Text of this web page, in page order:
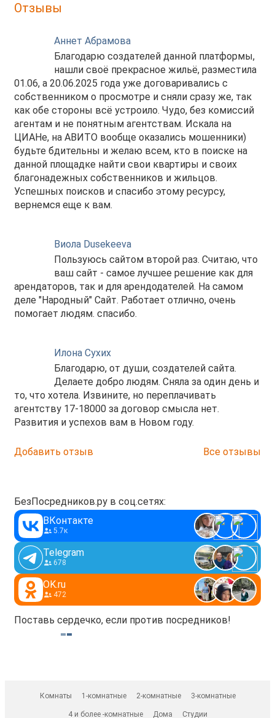
Отзывы
Аннет Абрамова
Благодарю создателей данной платформы,
нашли своё прекрасное жильё, разместила
01.06, а 20.06.2025 года уже договаривались с
собственником о просмотре и сняли сразу же, так
как обе стороны всё устроило. Чудо, без комиссий
агентам и не понятным агентствам. Искала на
ЦИАНе, на АВИТО вообще оказались мошенники)
будьте бдительны и желаю всем, кто в поиске на
данной площадке найти свои квартиры и своих
благонадежных собственников и жильцов.
Успешных поисков и спасибо этому ресурсу,
вернемся еще к вам.
Виола Dusekeeva
Пользуюсь сайтом второй раз. Считаю, что
ваш сайт - самое лучшее решение как для
арендаторов, так и для арендодателей. На самом
деле "Народный" Сайт. Работает отлично, очень
помогает людям. спасибо.
Илона Сухих
Благодарю, от души, создателей сайта.
Делаете добро людям. Сняла за один день и
то, что хотела. Извините, но переплачивать
агентству 17-18000 за договор смысла нет.
Развития и успехов вам в Новом году.
Добавить отзыв Все отзывы
БезПосредников.ру в соц.сетях:
ВКонтакте
5.7к
Telegram
678
OK.ru
472
Поставь сердечко, если против посредников!
Комнаты 1-комнатные 2-комнатные 3-комнатные
4 и более -комнатные Дома Студии